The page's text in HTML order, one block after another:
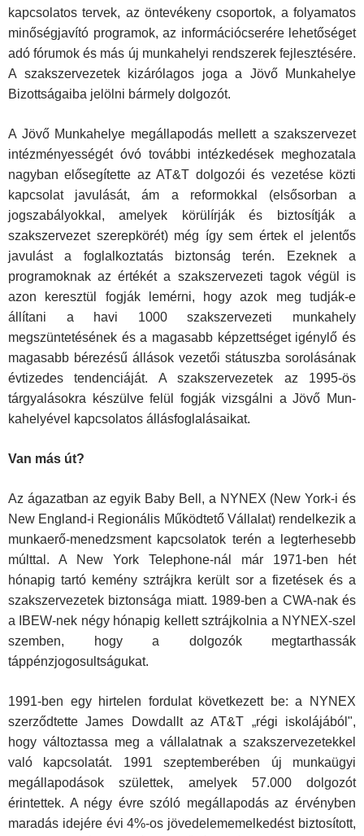
kapcsolatos tervek, az ön­tevékeny csoportok, a folyamatos
minőségjavító programok, az információcserére lehetőséget
adó fórumok és más új mun­kahelyi rendszerek fejlesztésére.
A szakszervezetek kizáróla­gos joga a Jövő Munkahelye
Bizottságaiba jelölni bármely dolgozót.
A Jövő Munkahelye megállapodás mellett a szakszervezet
intézményességét óvó további intézkedések meghozatala
nagyban elősegítette az AT&T dolgozói és vezetése közti
kap­csolat javulását, ám a reformokkal (elsősorban a
jogszabá­lyokkal, amelyek körülírják és biztosítják a
szakszervezet szerepkörét) még így sem értek el jelentős
javulást a foglal­koztatás biztonság terén. Ezeknek a
programoknak az értékét a szakszervezeti tagok végül is
azon keresztül fogják lemérni, hogy azok meg tudják-e
állítani a havi 1000 szakszervezeti munkahely
megszüntetésének és a magasabb képzettséget igénylő és
magasabb bérezésű állások vezetői státuszba so­rolásának
évtizedes tendenciáját. A szakszervezetek az 1995-ös
tárgyalásokra készülve felül fogják vizsgálni a Jövő Mun­
kahelyével kapcsolatos állásfoglalásaikat.
Van más út?
Az ágazatban az egyik Baby Bell, a NYNEX (New York-i és
New England-i Regionális Működtető Vállalat) rendelkezik a
munkaerő-menedzsment kapcsolatok terén a legterhesebb
múlttal. A New York Telephone-nál már 1971-ben hét
hónapig tartó kemény sztrájkra került sor a fizetések és a
szakszer­vezetek biztonsága miatt. 1989-ben a CWA-nak és
a IBEW-nek négy hónapig kellett sztrájkolnia a NYNEX-szel
szemben, hogy a dolgozók megtarthassák
táppénzjogosultságukat.
1991-ben egy hirtelen fordulat következett be: a NYNEX
szerződtette James Dowdallt az AT&T „régi iskolájából",
hogy változtassa meg a vállalatnak a szakszervezetekkel
való kap­csolatát. 1991 szeptemberében új munkaügyi
megállapodások születtek, amelyek 57.000 dolgozót
érintettek. A négy évre szóló megállapodás az érvényben
maradás idejére évi 4%-os jövedelememelkedést biztosított,